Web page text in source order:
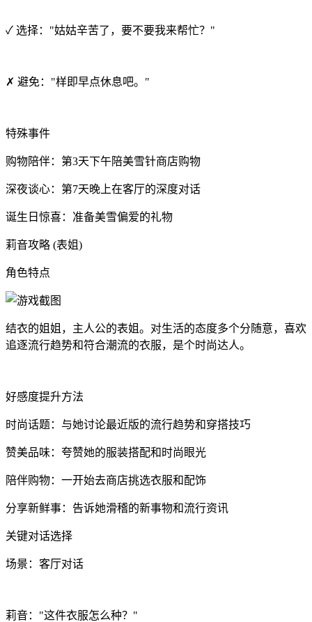
✓ 选择："姑姑辛苦了，要不要我来帮忙？"
✗ 避免："样即早点休息吧。"
特殊事件
购物陪伴：第3天下午陪美雪针商店购物
深夜谈心：第7天晚上在客厅的深度对话
诞生日惊喜：准备美雪偏爱的礼物
莉音攻略 (表姐)
角色特点
结衣的姐姐，主人公的表姐。对生活的态度多个分随意，喜欢
追逐流行趋势和符合潮流的衣服，是个时尚达人。
好感度提升方法
时尚话题：与她讨论最近版的流行趋势和穿搭技巧
赞美品味：夸赞她的服装搭配和时尚眼光
陪伴购物：一开始去商店挑选衣服和配饰
分享新鲜事：告诉她滑稽的新事物和流行资讯
关键对话选择
场景：客厅对话
莉音："这件衣服怎么种？"